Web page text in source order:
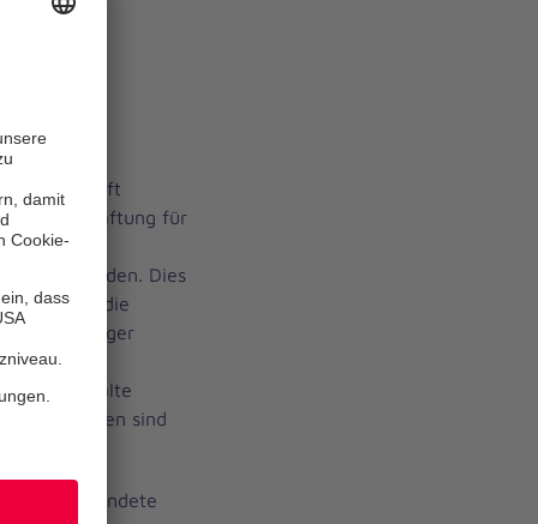
geprüft
und Haftung für
der
werden. Dies
auf die
sorgfältiger
für die Inhalte
Seiten sind
verwendete